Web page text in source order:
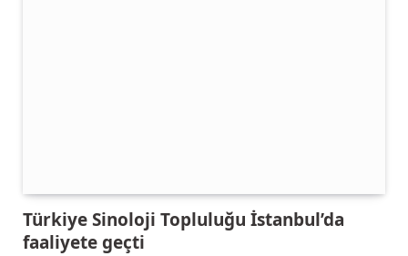
Türkiye Sinoloji Topluluğu İstanbul’da
faaliyete geçti